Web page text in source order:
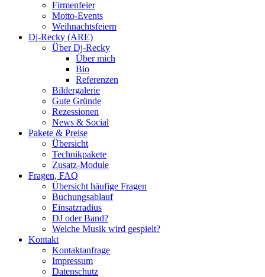
Firmenfeier
Motto-Events
Weihnachtsfeiern
Dj-Recky (ARE)
Über Dj-Recky
Über mich
Bio
Referenzen
Bildergalerie
Gute Gründe
Rezessionen
News & Social
Pakete & Preise
Übersicht
Technikpakete
Zusatz-Module
Fragen, FAQ
Übersicht häufige Fragen
Buchungsablauf
Einsatzradius
DJ oder Band?
Welche Musik wird gespielt?
Kontakt
Kontaktanfrage
Impressum
Datenschutz